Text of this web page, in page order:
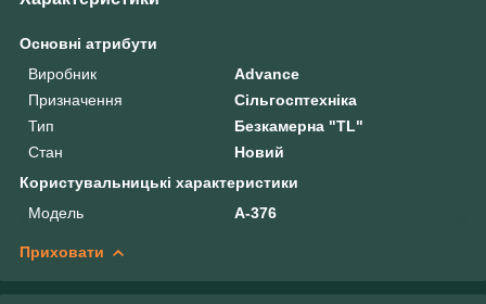
Основні атрибути
Виробник
Advance
Призначення
Сільгосптехніка
Тип
Безкамерна "TL"
Стан
Новий
Користувальницькі характеристики
Модель
A-376
Приховати